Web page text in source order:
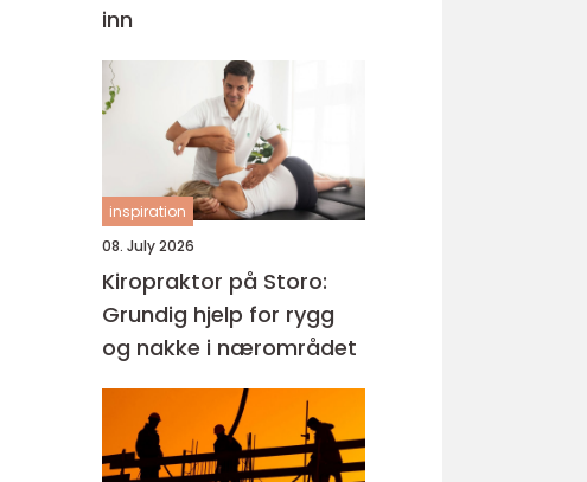
inn
inspiration
08. July 2026
Kiropraktor på Storo:
Grundig hjelp for rygg
og nakke i nærområdet